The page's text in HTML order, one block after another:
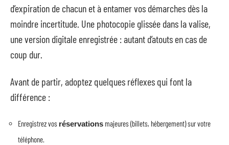
d’expiration de chacun et à entamer vos démarches dès la
moindre incertitude. Une photocopie glissée dans la valise,
une version digitale enregistrée : autant d’atouts en cas de
coup dur.
Avant de partir, adoptez quelques réflexes qui font la
différence :
Enregistrez vos réservations majeures (billets, hébergement) sur votre
téléphone.